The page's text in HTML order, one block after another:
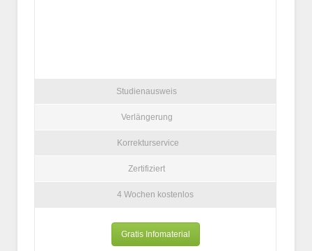
Studienausweis
Verlängerung
Korrekturservice
Zertifiziert
4 Wochen kostenlos
Gratis Infomaterial